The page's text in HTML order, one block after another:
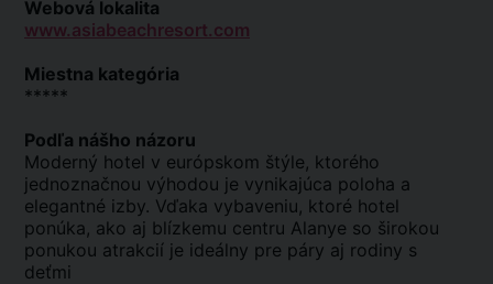
Webová lokalita
www.asiabeachresort.com
Miestna kategória
*****
Podľa nášho názoru
Moderný hotel v európskom štýle, ktorého
jednoznačnou výhodou je vynikajúca poloha a
elegantné izby. Vďaka vybaveniu, ktoré hotel
ponúka, ako aj blízkemu centru Alanye so širokou
ponukou atrakcií je ideálny pre páry aj rodiny s
deťmi